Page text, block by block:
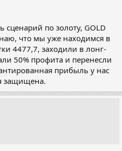
сценарий по золоту, GOLD
что мы уже находимся в
4477,7, заходили в лонг-
50% профита и перенесли
прибыль у нас
защищена.